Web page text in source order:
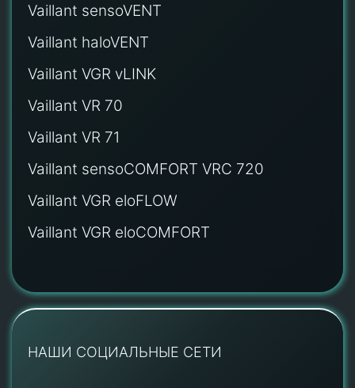
Vaillant sensoVENT
Vaillant haloVENT
Vaillant VGR vLINK
Vaillant VR 70
Vaillant VR 71
Vaillant sensoCOMFORT VRC 720
Vaillant VGR eloFLOW
Vaillant VGR eloCOMFORT
НАШИ СОЦИАЛЬНЫЕ СЕТИ